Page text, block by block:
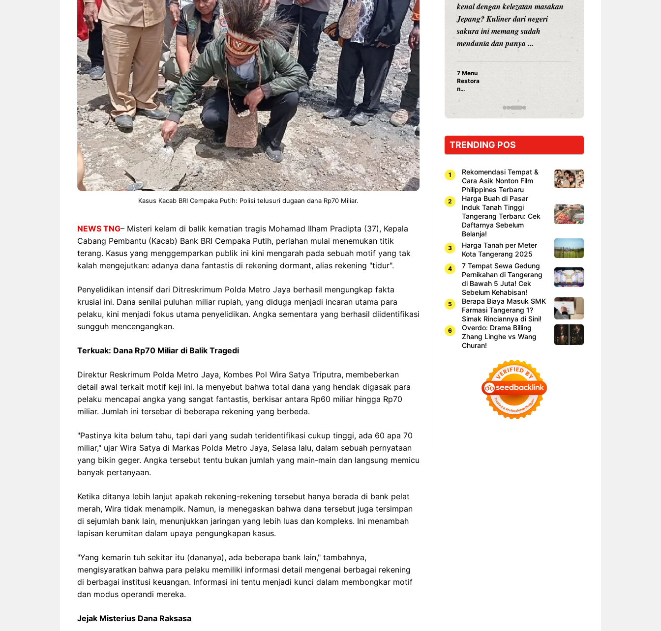
Kasus Kacab BRI Cempaka Putih: Polisi telusuri dugaan dana Rp70 Miliar.
NEWS TNG– Misteri kelam di balik kematian tragis Mohamad Ilham Pradipta (37), Kepala
Cabang Pembantu (Kacab) Bank BRI Cempaka Putih, perlahan mulai menemukan titik
terang. Kasus yang menggemparkan publik ini kini mengarah pada sebuah motif yang tak
kalah mengejutkan: adanya dana fantastis di rekening dormant, alias rekening "tidur".
Penyelidikan intensif dari Ditreskrimum Polda Metro Jaya berhasil mengungkap fakta
krusial ini. Dana senilai puluhan miliar rupiah, yang diduga menjadi incaran utama para
pelaku, kini menjadi fokus utama penyelidikan. Angka sementara yang berhasil diidentifikasi
sungguh mencengangkan.
Terkuak: Dana Rp70 Miliar di Balik Tragedi
Direktur Reskrimum Polda Metro Jaya, Kombes Pol Wira Satya Triputra, membeberkan
detail awal terkait motif keji ini. Ia menyebut bahwa total dana yang hendak digasak para
pelaku mencapai angka yang sangat fantastis, berkisar antara Rp60 miliar hingga Rp70
miliar. Jumlah ini tersebar di beberapa rekening yang berbeda.
"Pastinya kita belum tahu, tapi dari yang sudah teridentifikasi cukup tinggi, ada 60 apa 70
miliar," ujar Wira Satya di Markas Polda Metro Jaya, Selasa lalu, dalam sebuah pernyataan
yang bikin geger. Angka tersebut tentu bukan jumlah yang main-main dan langsung memicu
banyak pertanyaan.
Ketika ditanya lebih lanjut apakah rekening-rekening tersebut hanya berada di bank pelat
merah, Wira tidak menampik. Namun, ia menegaskan bahwa dana tersebut juga tersimpan
di sejumlah bank lain, menunjukkan jaringan yang lebih luas dan kompleks. Ini menambah
lapisan kerumitan dalam upaya pengungkapan kasus.
"Yang kemarin tuh sekitar itu (dananya), ada beberapa bank lain," tambahnya,
mengisyaratkan bahwa para pelaku memiliki informasi detail mengenai berbagai rekening
di berbagai institusi keuangan. Informasi ini tentu menjadi kunci dalam membongkar motif
dan modus operandi mereka.
Jejak Misterius Dana Raksasa
nama besar di dunia hiburan,
Nunung Srimulat dan Vicky
Prasetyo, kini merambah dunia
kuliner dengan ...
Nunung Srimulat & Vicky
Prasetyo Buka Restoran
Ayam Panggang! Cuma Rp
15 Ribu, Resep Rahasia
Mami Bikin Nagih!
Menyambut pergantian tahun
2026, restoran all you can eat
Kakkoii All You Can Eat Bandung
menghadirkan ...
Sambut 2026, Kakkoii
Bandung Hadirkan Pesta All
You Can Eat Mulai Rp
145.000
kamu mulai ngerjain sesuatu cuma
buat iseng-iseng, eh ternyata malah
jadi peluang bisnis yang
menguntungkan? ...
Dari Iseng Jadi Cuan: Kisah
TUM_ATUL yang Ubah
Hampers Jadi Bisnis Kece
kenal dengan kelezatan masakan
Jepang? Kuliner dari negeri
sakura ini memang sudah
mendunia dan punya ...
7 Menu
Restora
n
yang
Dicoba,
Cuma
Sushi!
TRENDING POS
Rekomendasi Tempat &
Cara Asik Nonton Film
Philippines Terbaru
Harga Buah di Pasar
Induk Tanah Tinggi
Tangerang Terbaru: Cek
Daftarnya Sebelum
Belanja!
Harga Tanah per Meter
Kota Tangerang 2025
7 Tempat Sewa Gedung
Pernikahan di Tangerang
di Bawah 5 Juta! Cek
Sebelum Kehabisan!
Berapa Biaya Masuk SMK
Farmasi Tangerang 1?
Simak Rinciannya di Sini!
Overdo: Drama Billing
Zhang Linghe vs Wang
Churan!